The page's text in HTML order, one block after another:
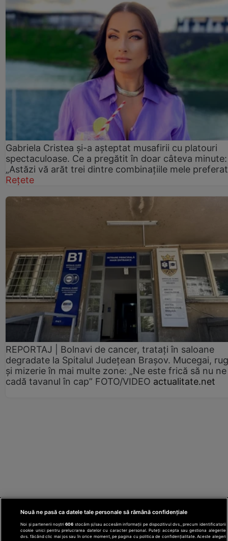
Gabriela Cristea și-a așteptat musafirii cu platouri
spectaculoase. Ce a pregătit în doar câteva minute:
„Astăzi vă arăt trei dintre combinațiile mele
Rețete
REPORTAJ | Bolnavi de cancer, tratați în saloane
degradate la Spitalul Județean Brașov. Mucegai,
și mizerie în mai multe zone: „Ne este frică să nu ne
cadă tavanul în cap” FOTO/VIDEO actualitate.net
Nouă ne pasă ca datele tale personale să rămână confidențiale
Noi și partenerii noștri606 stocăm și/sau accesăm informații pe dispozitivul dvs., precum identificatorii
cookie unici pentru prelucrarea datelor cu caracter personal. Puteți accepta sau gestiona alegerile
dvs. făcând clic mai jos sau în orice moment, pe pagina cu politica de confidențialitate. Aceste alegeri